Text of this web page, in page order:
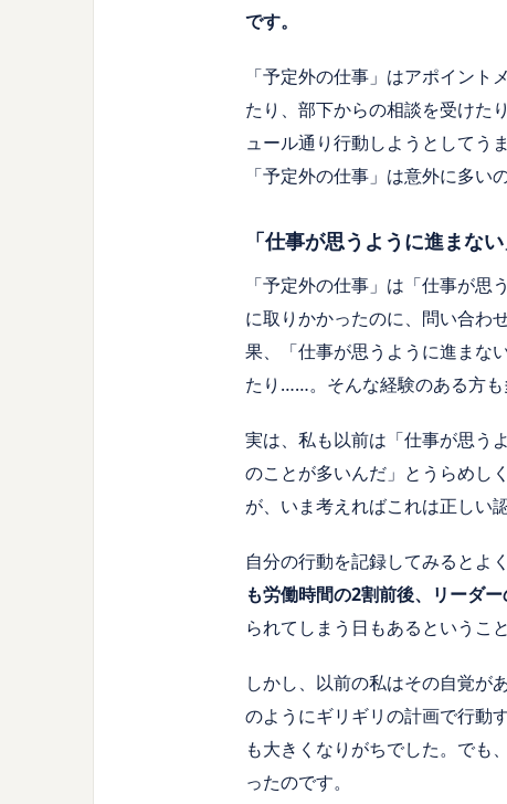
です。
「予定外の仕事」はアポイン
たり、部下からの相談を受けた
ュール通り行動しようとしてう
「予定外の仕事」は意外に多いの
「仕事が思うように進まな
「予定外の仕事」は「仕事が
に取りかかったのに、問い合わ
果、「仕事が思うように進まな
たり……。そんな経験のある方も
実は、私も以前は「仕事が思う
のことが多いんだ」とうらめし
が、いま考えればこれは正しい
自分の行動を記録してみるとよ
も労働時間の2割前後、リーダ
られてしまう日もあるということ
しかし、以前の私はその自覚が
のようにギリギリの計画で行動
も大きくなりがちでした。でも
ったのです。